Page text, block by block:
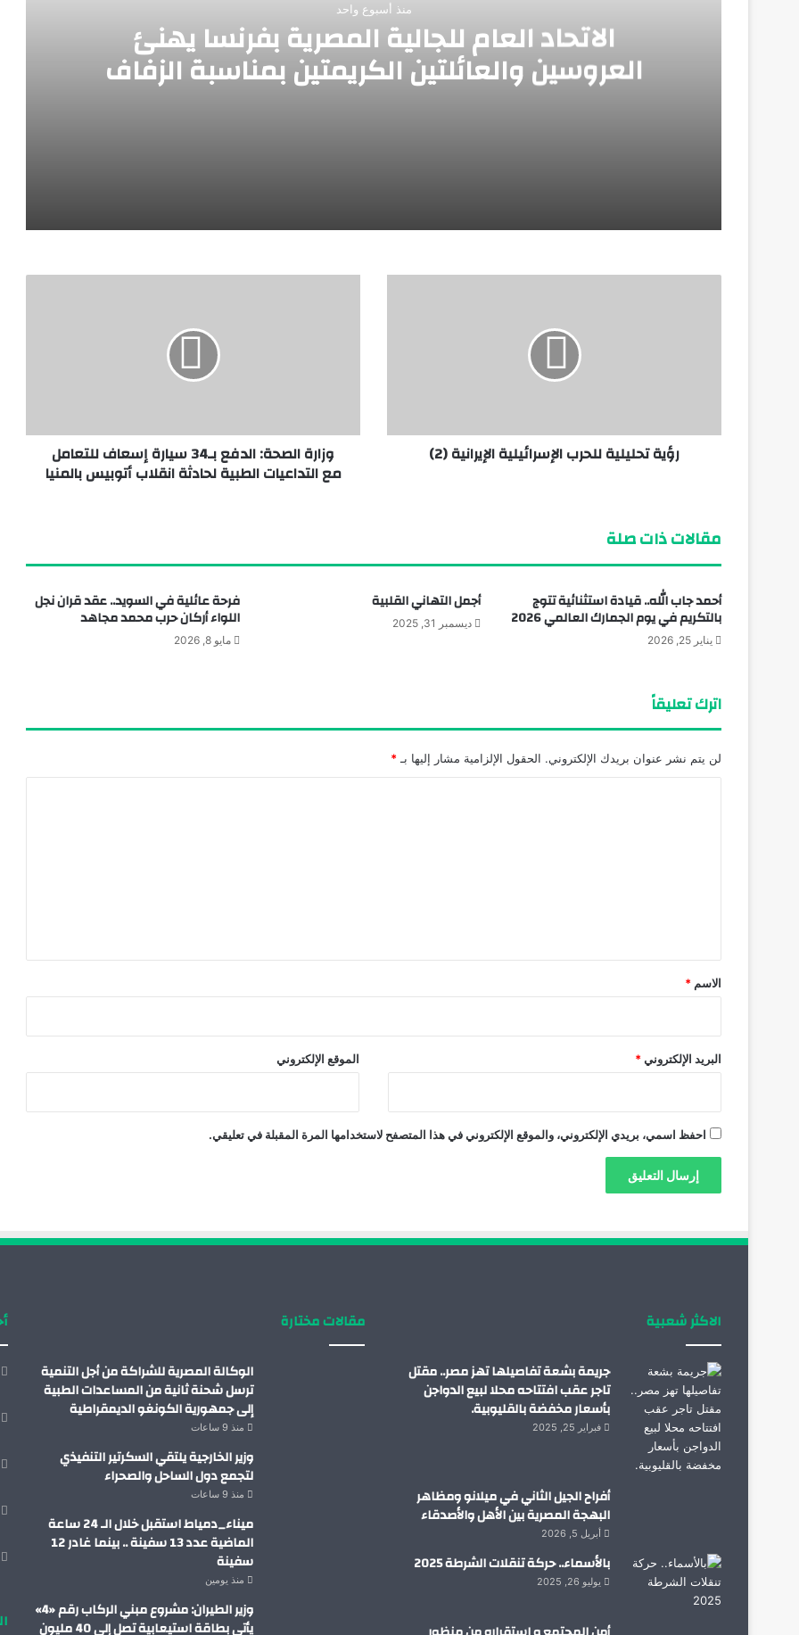
منذ أسبوع واحد
الاتحاد العام للجالية المصرية بفرنسا يهنئ
العروسين والعائلتين الكريمتين بمناسبة الزفاف
السعيد
رؤية تحليلية للحرب الإسرائيلية الإيرانية (2) وزارة الصحة: الدفع بـ34 سيارة إسعاف للتعامل
مع التداعيات الطبية لحادثة انقلاب أتوبيس بالمنيا
مقالات ذات صلة
أحمد جاب الله.. قيادة استثنائية تتوج
بالتكريم في يوم الجمارك العالمي 2026
يناير 25, 2026
أجمل التهاني القلبية
ديسمبر 31, 2025
فرحة عائلية في السويد.. عقد قران نجل
اللواء أركان حرب محمد مجاهد
مايو 8, 2026
اترك تعليقاً
لن يتم نشر عنوان بريدك الإلكتروني. الحقول الإلزامية مشار إليها بـ *
*
الاسم *
البريد الإلكتروني * الموقع الإلكتروني
احفظ اسمي، بريدي الإلكتروني، والموقع الإلكتروني في هذا المتصفح لاستخدامها المرة المقبلة في تعليقي.
الاكثر شعبية
جريمة بشعة تفاصيلها تهز مصر.. مقتل
تاجر عقب افتتاحه محلا لبيع الدواجن
بأسعار مخفضة بالقليوبية.
فبراير 25, 2025
أفراح الجيل الثاني في ميلانو ومظاهر
البهجة المصرية بين الأهل والأصدقاء
أبريل 5, 2026
بالأسماء.. حركة تنقلات الشرطة 2025
يوليو 26, 2025
مقالات مختارة
الوكالة المصرية للشراكة من أجل التنمية
ترسل شحنة ثانية من المساعدات الطبية
إلى جمهورية الكونغو الديمقراطية
منذ 9 ساعات
وزير الخارجية يلتقي السكرتير التنفيذي
لتجمع دول الساحل والصحراء
منذ 9 ساعات
ميناء_دمياط استقبل خلال الـ 24 ساعة
الماضية عدد 13 سفينة .. بينما غادر 12
سفينة
منذ يومين
وزير الطيران: مشروع مبني الركاب رقم «4»
يأتي بطاقة استيعابية تصل إلى 40 مليون